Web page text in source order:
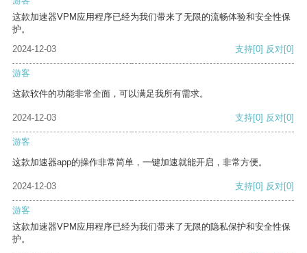
这款加速器VPM应用程序已经为我们带来了无限的流畅体验和安全性保
护。
2024-12-03
支持[0] 反对[0]
游客
这款软件的功能非常全面，可以满足我所有需求。
2024-12-03 支持[0] 反对[0]
游客
这款加速器app的操作非常简单，一键加速就能开启，非常方便。
2024-12-03 支持[0] 反对[0]
游客
这款加速器VPM应用程序已经为我们带来了无限的隐私保护和安全性保
护。